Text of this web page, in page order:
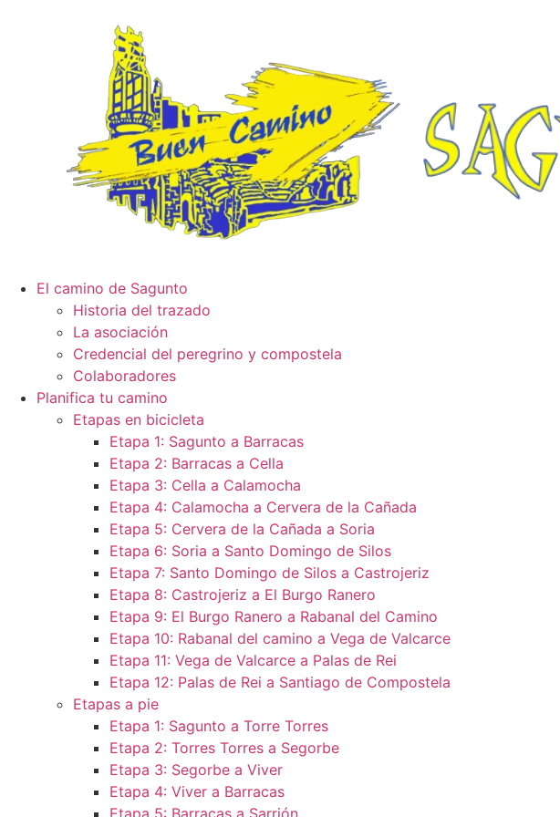
El camino de Sagunto
Historia del trazado
La asociación
Credencial del peregrino y compostela
Colaboradores
Planifica tu camino
Etapas en bicicleta
Etapa 1: Sagunto a Barracas
Etapa 2: Barracas a Cella
Etapa 3: Cella a Calamocha
Etapa 4: Calamocha a Cervera de la Cañada
Etapa 5: Cervera de la Cañada a Soria
Etapa 6: Soria a Santo Domingo de Silos
Etapa 7: Santo Domingo de Silos a Castrojeriz
Etapa 8: Castrojeriz a El Burgo Ranero
Etapa 9: El Burgo Ranero a Rabanal del Camino
Etapa 10: Rabanal del camino a Vega de Valcarce
Etapa 11: Vega de Valcarce a Palas de Rei
Etapa 12: Palas de Rei a Santiago de Compostela
Etapas a pie
Etapa 1: Sagunto a Torre Torres
Etapa 2: Torres Torres a Segorbe
Etapa 3: Segorbe a Viver
Etapa 4: Viver a Barracas
Etapa 5: Barracas a Sarrión